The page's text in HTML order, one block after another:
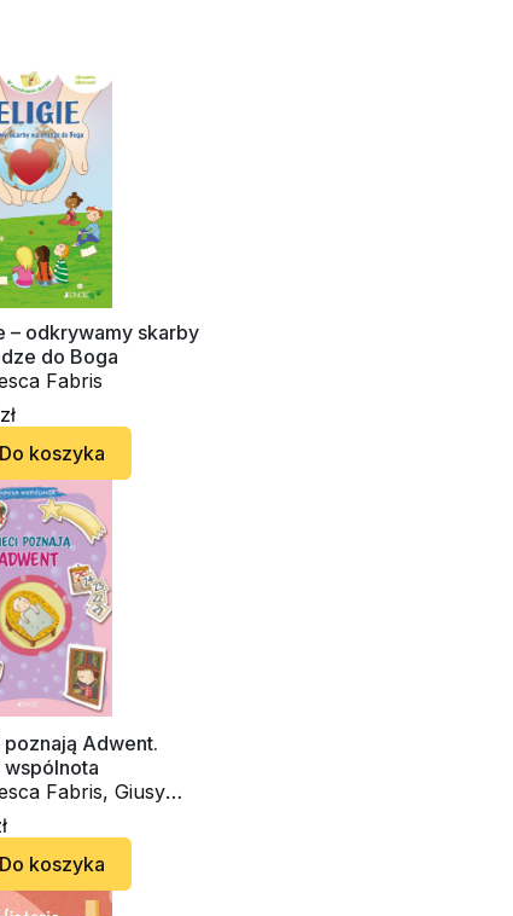
– odkrywamy skarby
do Boga
Fabris
Do koszyka
poznają Adwent.
wspólnota
Fabris, Giusy
Do koszyka